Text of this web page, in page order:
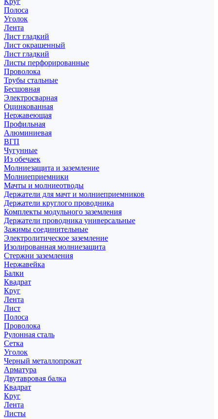
Полоса
Уголок
Лента
Лист гладкий
Лист окрашенный
Лист гладкий
Листы перфорированные
Проволока
Трубы стальные
Бесшовная
Электросварная
Оцинкованная
Нержавеющая
Профильная
Алюминиевая
ВГП
Чугунные
Из обечаек
Молниезащита и заземление
Молниеприемники
Мачты и молниеотводы
Держатели для мачт и молниеприемников
Держатели круглого проводника
Комплекты модульного заземления
Держатели проводника универсальные
Зажимы соединительные
Электролитическое заземление
Изолированная молниезащита
Стержни заземления
Нержавейка
Балки
Квадрат
Круг
Лента
Лист
Полоса
Проволока
Рулонная сталь
Сетка
Уголок
Черный металлопрокат
Арматура
Двутавровая балка
Квадрат
Круг
Лента
Листы